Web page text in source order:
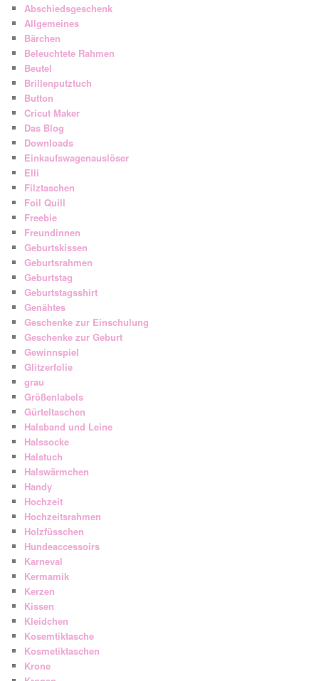
Abschiedsgeschenk
Allgemeines
Bärchen
Beleuchtete Rahmen
Beutel
Brillenputztuch
Button
Cricut Maker
Das Blog
Downloads
Einkaufswagenauslöser
Elli
Filztaschen
Foil Quill
Freebie
Freundinnen
Geburtskissen
Geburtsrahmen
Geburtstag
Geburtstagsshirt
Genähtes
Geschenke zur Einschulung
Geschenke zur Geburt
Gewinnspiel
Glitzerfolie
grau
Größenlabels
Gürteltaschen
Halsband und Leine
Halssocke
Halstuch
Halswärmchen
Handy
Hochzeit
Hochzeitsrahmen
Holzfüsschen
Hundeaccessoirs
Karneval
Kermamik
Kerzen
Kissen
Kleidchen
Kosemtiktasche
Kosmetiktaschen
Krone